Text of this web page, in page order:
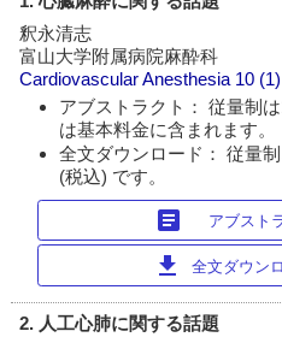
釈永清志
富山大学附属病院麻酔科
Cardiovascular Anesthesia 10
アブストラクト： 従量制
は基本料金に含まれます。
全文ダウンロード： 従量
(税込) です。
article アブスト
download 全文ダウン
2. 人工心肺に関する話題